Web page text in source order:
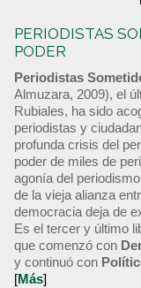
PERIODISTAS
PODER
Periodistas
Almuzara, 2009), el
Rubiales, ha sido
periodistas y
profunda crisis del
poder de miles de
agonía del
de la vieja alianza
democracia deja de
Es el tercer y último
que comenzó con
y continuó con
[Más]